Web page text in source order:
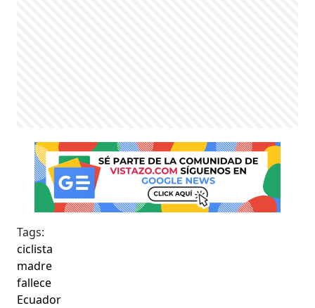
Tags:
ciclista
madre
fallece
Ecuador